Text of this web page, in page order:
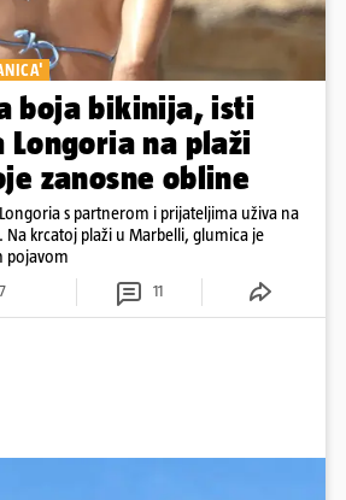
boja bikinija, isti
Longoria na plaži
zanosne obline
s partnerom i prijateljima uživa na
krcatoj plaži u Marbelli, glumica je
pojavom
7 11